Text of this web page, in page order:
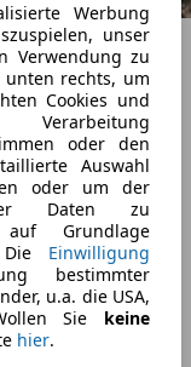
Werbung
unser
Verwendung zu
unten rechts, um
Cookies und
oder den
Auswahl
oder um der
Daten zu
Grundlage
Die Einwilligung
bestimmter
u.a. die USA,
Sie keine
hier.
reinsten
R verzichten
und spart
geht die
ihr einher geht
beiden letzten
in den Griff